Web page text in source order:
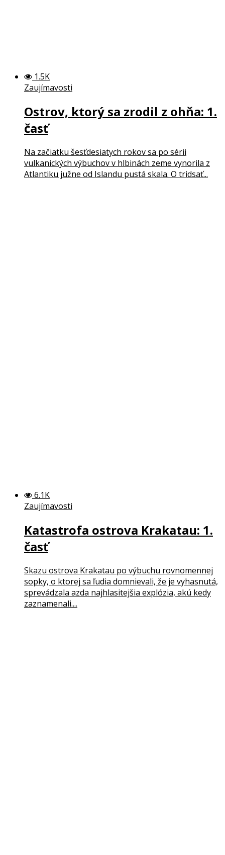
1.5K
Zaujímavosti
Ostrov, ktorý sa zrodil z ohňa: 1.
časť
Na začiatku šesťdesiatych rokov sa po sérii
vulkanických výbuchov v hlbinách zeme vynorila z
Atlantiku južne od Islandu pustá skala. O tridsať...
6.1K
Zaujímavosti
Katastrofa ostrova Krakatau: 1.
časť
Skazu ostrova Krakatau po výbuchu rovnomennej
sopky, o ktorej sa ľudia domnievali, že je vyhasnutá,
sprevádzala azda najhlasitejšia explózia, akú kedy
zaznamenali....